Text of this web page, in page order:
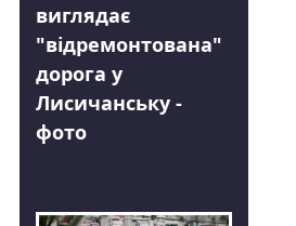
виглядає
"відремонтована"
дорога у
Лисичанську -
фото